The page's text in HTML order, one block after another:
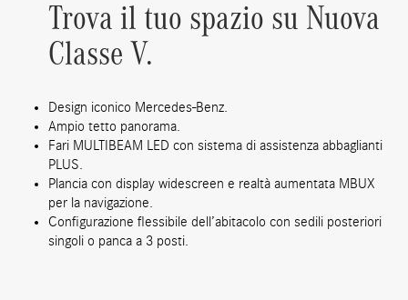
Trova il tuo spazio su Nuova
Classe V.
Design iconico Mercedes-Benz.
Ampio tetto panorama.
Fari MULTIBEAM LED con sistema di assistenza abbaglianti
PLUS.
Plancia con display widescreen e realtà aumentata MBUX
per la navigazione.
Configurazione flessibile dell’abitacolo con sedili posteriori
singoli o panca a 3 posti.